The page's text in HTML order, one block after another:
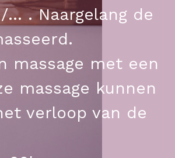
. Naargelang de
massage met een
massage kunnen
verloop van de